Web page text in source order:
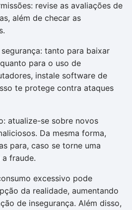
revise as avaliações de
além de checar as
tanto para baixar
para o uso de
instale software de
te protege contra ataques
atualize-se sobre novos
Da mesma forma,
para, caso se torne uma
fraude.
excessivo pode
da realidade, aumentando
de insegurança. Além disso,